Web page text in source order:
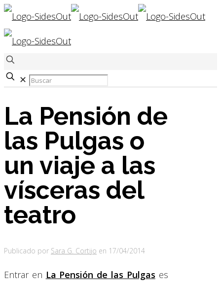
✕
La Pensión de
las Pulgas o
un viaje a las
vísceras del
teatro
Publicado por Sara G. Cortijo en 17/04/2014
Entrar en La Pensión de las Pulgas es